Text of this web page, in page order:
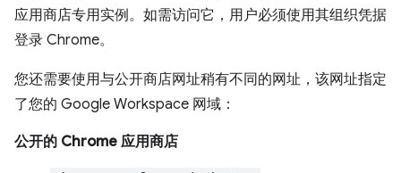
应用商店专用实例。如需访问它，用户必须使用其组织凭据
登录 Chrome。
您还需要使用与公开商店网址稍有不同的网址，该网址指定
了您的 Google Workspace 网域：
公开的 Chrome 应用商店